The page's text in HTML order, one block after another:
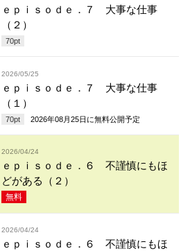
ｅｐｉｓｏｄｅ．７ 大事な仕事
（２）
70pt
2026/05/25
ｅｐｉｓｏｄｅ．７ 大事な仕事
（１）
70pt 2026年08月25日 に無料公開予定
2026/04/24
ｅｐｉｓｏｄｅ．６ 不謹慎にもほ
どがある（２）
無料
2026/04/24
ｅｐｉｓｏｄｅ．６ 不謹慎にもほ